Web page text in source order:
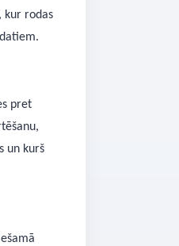
kur rodas
pret
un kurš